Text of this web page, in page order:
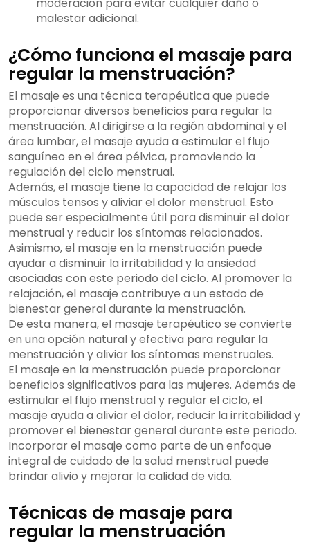
moderación para evitar cualquier daño o
malestar adicional.
¿Cómo funciona el masaje para
regular la menstruación?
El masaje es una técnica terapéutica que puede
proporcionar diversos beneficios para regular la
menstruación. Al dirigirse a la región abdominal y el
área lumbar, el masaje ayuda a estimular el flujo
sanguíneo en el área pélvica, promoviendo la
regulación del ciclo menstrual.
Además, el masaje tiene la capacidad de relajar los
músculos tensos y aliviar el dolor menstrual. Esto
puede ser especialmente útil para disminuir el dolor
menstrual y reducir los síntomas relacionados.
Asimismo, el masaje en la menstruación puede
ayudar a disminuir la irritabilidad y la ansiedad
asociadas con este periodo del ciclo. Al promover la
relajación, el masaje contribuye a un estado de
bienestar general durante la menstruación.
De esta manera, el masaje terapéutico se convierte
en una opción natural y efectiva para regular la
menstruación y aliviar los síntomas menstruales.
El masaje en la menstruación puede proporcionar
beneficios significativos para las mujeres. Además de
estimular el flujo menstrual y regular el ciclo, el
masaje ayuda a aliviar el dolor, reducir la irritabilidad y
promover el bienestar general durante este periodo.
Incorporar el masaje como parte de un enfoque
integral de cuidado de la salud menstrual puede
brindar alivio y mejorar la calidad de vida.
Técnicas de masaje para
regular la menstruación